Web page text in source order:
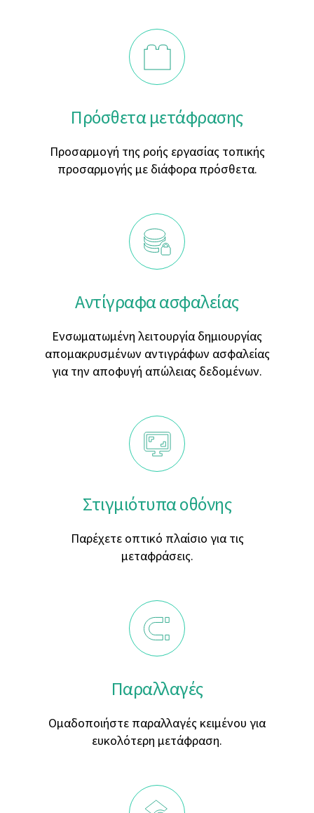
Πρόσθετα μετάφρασης
Προσαρμογή της ροής εργασίας τοπικής
προσαρμογής με διάφορα πρόσθετα.
Αντίγραφα ασφαλείας
Ενσωματωμένη λειτουργία δημιουργίας
απομακρυσμένων αντιγράφων ασφαλείας
για την αποφυγή απώλειας δεδομένων.
Στιγμιότυπα οθόνης
Παρέχετε οπτικό πλαίσιο για τις
μεταφράσεις.
Παραλλαγές
Ομαδοποιήστε παραλλαγές κειμένου για
ευκολότερη μετάφραση.